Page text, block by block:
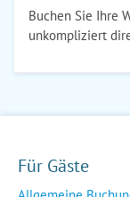
Buchen Sie Ihre
unkompliziert
Für Gäste